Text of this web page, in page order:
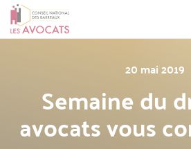
contenu
principal
navigation
20 mai 2019
Semaine du
avocats vous